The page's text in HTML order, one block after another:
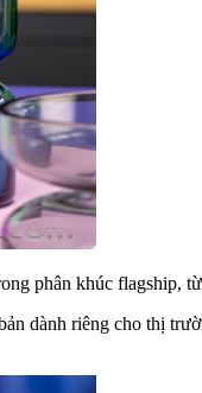
phân khúc flagship,
dành riêng cho thị